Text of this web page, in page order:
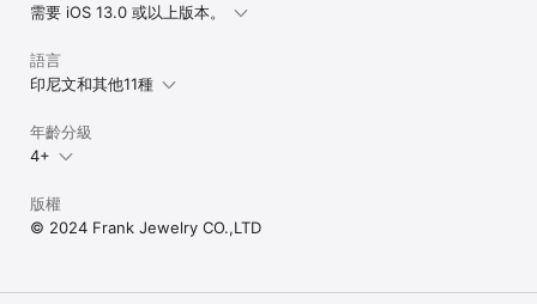
需要 iOS 13.0 或以上版本。
語言
印尼文和其他11種
年齡分級
4+
版權
© 2024 Frank Jewelry CO.,LTD